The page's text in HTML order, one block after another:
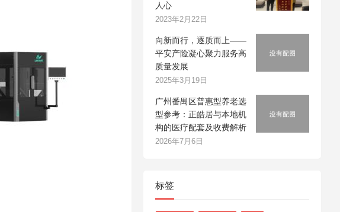
人心
2023年2月22日
向新而行，逐质而上——
平安产险凝心聚力服务高
质量发展
2025年3月19日
广州番禺区普惠型养老选
型参考：正皓居与本地机
构的医疗配套及收费解析
2026年7月6日
标签